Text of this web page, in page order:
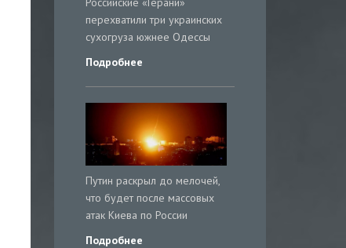
перехватили три украинских
сухогруза южнее Одессы
Подробнее
Путин раскрыл до мелочей,
что будет после массовых
атак Киева по России
Подробнее